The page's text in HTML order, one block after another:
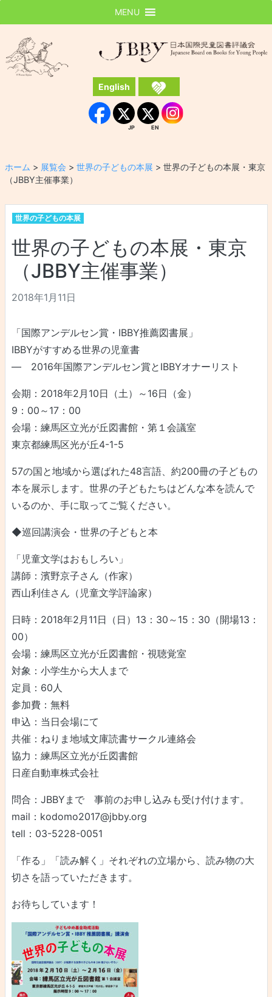
JBBY
English
Facebook
JP
JP
EN
EN Instagram
MENU
ホーム > 展覧会 > 世界の子どもの本展 > 世界の子どもの本展・東京
（JBBY主催事業）
世界の子どもの本展
世界の子どもの本展・東京
（JBBY主催事業）
2018年1月11日
「国際アンデルセン賞・IBBY推薦図書展」
IBBYがすすめる世界の児童書
― 2016年国際アンデルセン賞とIBBYオナーリスト
会期：2018年2月10日（土）～16日（金）
9：00～17：00
会場：練馬区立光が丘図書館・第１会議室
東京都練馬区光が丘4-1-5
57の国と地域から選ばれた48言語、約200冊の子どもの
本を展示します。世界の子どもたちはどんな本を読んで
いるのか、手に取ってご覧ください。
◆巡回講演会・世界の子どもと本
「児童文学はおもしろい」
講師：濱野京子さん（作家）
西山利佳さん（児童文学評論家）
日時：2018年2月11日（日）13：30～15：30（開場13：
00）
会場：練馬区立光が丘図書館・視聴覚室
対象：小学生から大人まで
定員：60人
参加費：無料
申込：当日会場にて
共催：ねりま地域文庫読書サークル連絡会
協力：練馬区立光が丘図書館
日産自動車株式会社
問合：JBBYまで 事前のお申し込みも受け付けます。
mail：kodomo2017@jbby.org
tell：03-5228-0051
「作る」「読み解く」それぞれの立場から、読み物の大
切さを語っていただきます。
お待ちしています！